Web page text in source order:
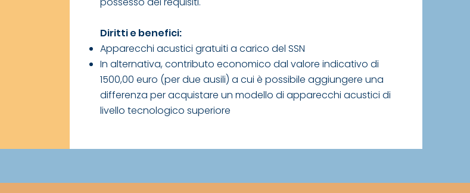
Diritti e benefici:
Apparecchi acustici gratuiti a carico del SSN
In alternativa, contributo economico dal valore indicativo di
1500,00 euro (per due ausili) a cui è possibile aggiungere una
differenza per acquistare un modello di apparecchi acustici di
livello tecnologico superiore